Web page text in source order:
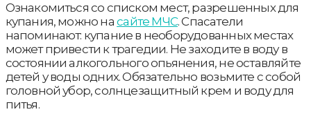
Ознакомиться со списком мест, разрешенных для
купания, можно насайте МЧС. Спасатели
напоминают: купание в необорудованных местах
может привести к трагедии. Не заходите в воду в
состоянии алкогольного опьянения, не оставляйте
детей у воды одних. Обязательно возьмите с собой
головной убор, солнцезащитный крем и воду для
питья.